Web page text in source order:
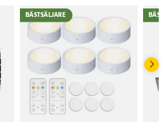
BÄSTSÄLJARE